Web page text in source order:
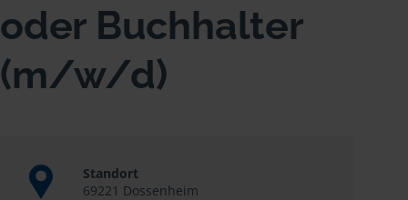
oder Buchhalter
(m/w/d)
Standort
69221 Dossenheim